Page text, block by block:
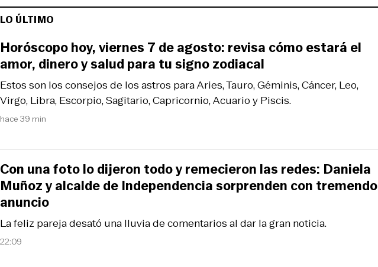
LO ÚLTIMO
hace 39 min
Estos son los consejos de los astros para Aries, Tauro, Géminis, Cáncer, Leo,
Virgo, Libra, Escorpio, Sagitario, Capricornio, Acuario y Piscis.
Horóscopo hoy, viernes 7 de agosto: revisa cómo estará el
amor, dinero y salud para tu signo zodiacal
22:09
La feliz pareja desató una lluvia de comentarios al dar la gran noticia.
Con una foto lo dijeron todo y remecieron las redes: Daniela
Muñoz y alcalde de Independencia sorprenden con tremendo
anuncio